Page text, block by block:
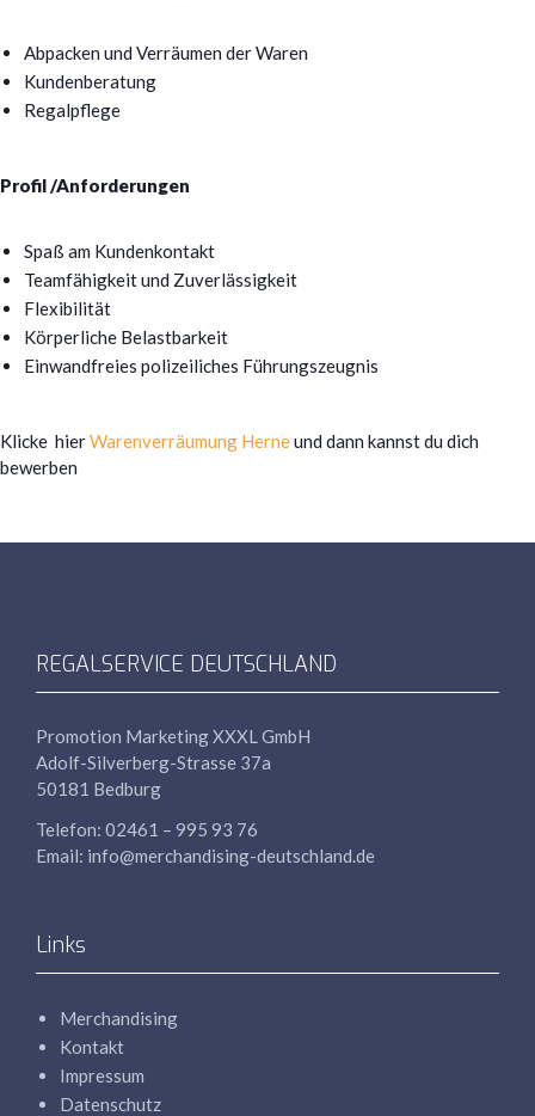
Abpacken und Verräumen der Waren
Kundenberatung
Regalpflege
Profil /Anforderungen
Spaß am Kundenkontakt
Teamfähigkeit und Zuverlässigkeit
Flexibilität
Körperliche Belastbarkeit
Einwandfreies polizeiliches Führungszeugnis
Klicke hierWarenverräumung Herneund dann kannst du dich
bewerben
REGALSERVICE DEUTSCHLAND
Promotion MarketingXXXLGmbH
Adolf-Silverberg-Strasse 37a
50181 Bedburg
Telefon: 02461 – 995 93 76
Email: info@merchandising-deutschland.de
Links
Merchandising
Kontakt
Impressum
Datenschutz